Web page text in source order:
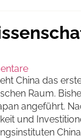
China das
Raum.
angeführt.
und